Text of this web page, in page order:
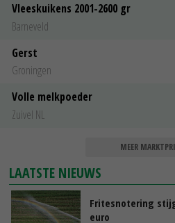
Vleeskuikens 2001-2600 gr
Barneveld
Gerst
Groningen
Volle melkpoeder
Zuivel NL
MEER
LAATSTE NIEUWS
Fritesnotering
euro